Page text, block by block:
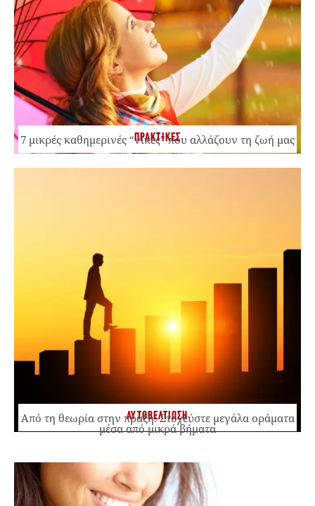
ΠΡΑΚΤΙΚΕΣ
7 μικρές καθημερινές “νίκες” που αλλάζουν τη ζωή μας
ΑΥΤΟΒΕΛΤΙΩΣΗ
Από τη θεωρία στην πράξη: Στοχεύστε μεγάλα οράματα
μέσα από μικρά βήματα